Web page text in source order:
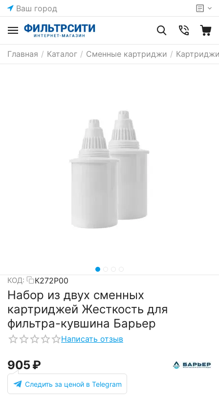
Ваш город
Главная / Каталог / Сменные картриджи /
КОД: К272Р00
Набор из двух сменных
картриджей Жесткость для
фильтра-кувшина Барьер
Написать отзыв
‍905‍₽
Следить за ценой в Telegram